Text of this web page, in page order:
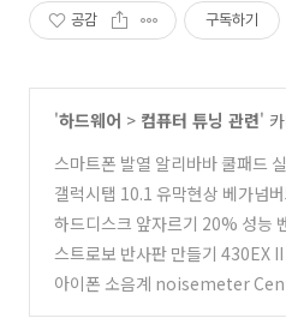
공감 구독하기
'하드웨어 > 컴퓨터 튜닝 관련'
스마트폰 발열 알리바바 쿨패드
갤럭시탭 10.1 유막현상 베가넘
아이폰4 아이패드2 살펴보기 (16)
하드디스크 앞자르기 20% 성능
스트로보 반사판 만들기 430EX
아이폰 소음계 noisemeter